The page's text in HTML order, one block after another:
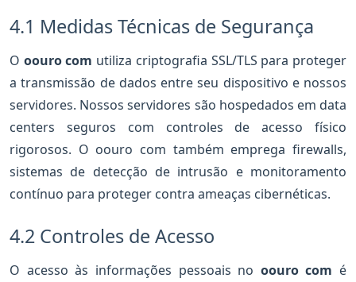
4.1 Medidas Técnicas de Segurança
O oouro com utiliza criptografia SSL/TLS para proteger
a transmissão de dados entre seu dispositivo e nossos
servidores. Nossos servidores são hospedados em data
centers seguros com controles de acesso físico
rigorosos. O oouro com também emprega firewalls,
sistemas de detecção de intrusão e monitoramento
contínuo para proteger contra ameaças cibernéticas.
4.2 Controles de Acesso
O acesso às informações pessoais no oouro com é